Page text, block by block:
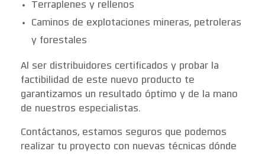
Terraplenes y rellenos
Caminos de explotaciones mineras, petroleras
y forestales
Al ser distribuidores certificados y probar la
factibilidad de este nuevo producto te
garantizamos un resultado óptimo y de la mano
de nuestros especialistas.
Contáctanos, estamos seguros que podemos
realizar tu proyecto con nuevas técnicas dónde